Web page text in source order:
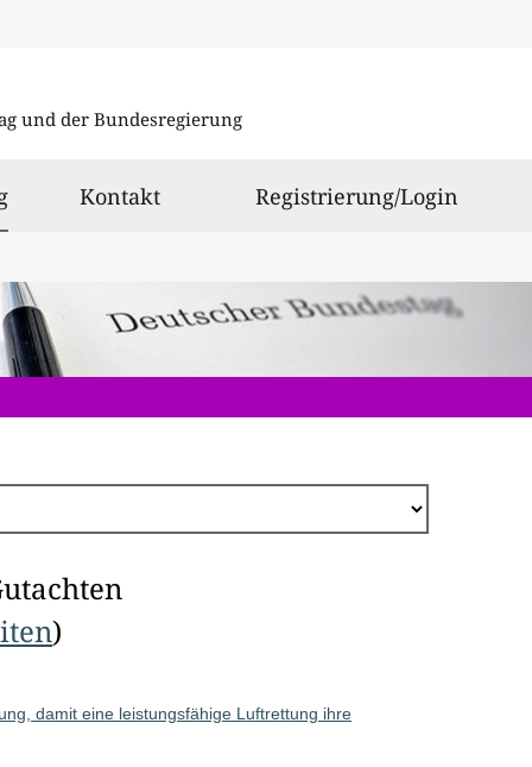
und der Bundesregierung
ausgewählt
Kontakt Registrierung/Login
)
damit eine leistungsfähige Luftrettung ihre